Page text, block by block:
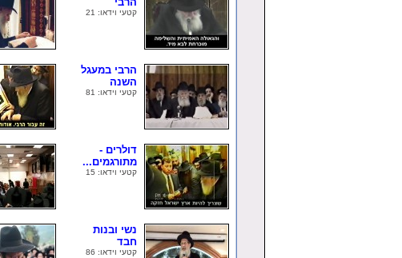
קטעי וידאו: 21
הרבי במעגל
השנה
קטעי וידאו: 81
דולרים -
מתורגמים...
קטעי וידאו: 15
נשי ובנות
חבד
קטעי וידאו: 86